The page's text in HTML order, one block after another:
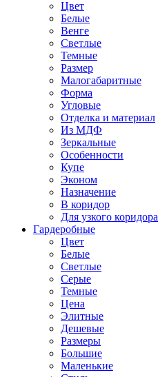
Цвет
Белые
Венге
Светлые
Темные
Размер
Малогабаритные
Форма
Угловые
Отделка и материал
Из МДФ
Зеркальные
Особенности
Купе
Эконом
Назначение
В коридор
Для узкого коридора
Гардеробные
Цвет
Белые
Светлые
Серые
Темные
Цена
Элитные
Дешевые
Размеры
Большие
Маленькие